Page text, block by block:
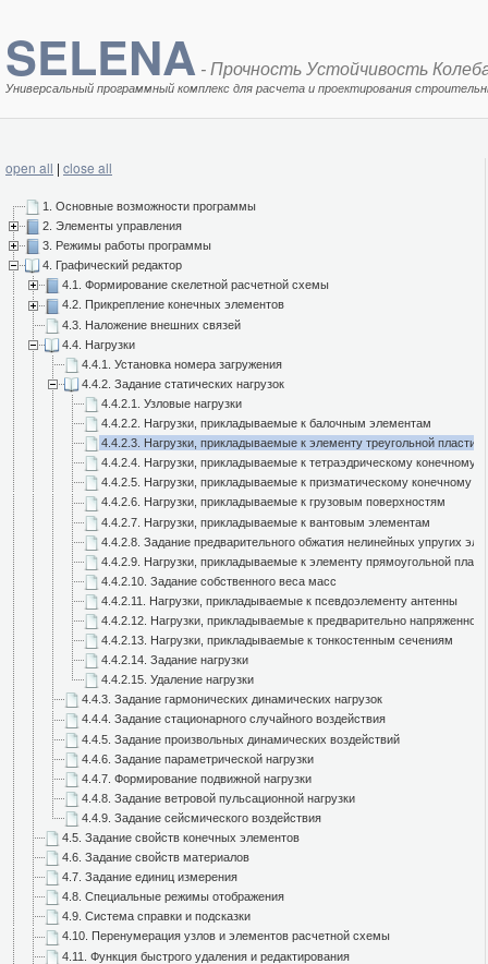
SELENA - Прочность Устойчивость
Универсальный программный комплекс для расчета и проектирования
open all | close all
1. Основные возможности программы
2. Элементы управления
3. Режимы работы программы
4. Графический редактор
4.1. Формирование скелетной расчетной схемы
4.2. Прикрепление конечных элементов
4.3. Наложение внешних связей
4.4. Нагрузки
4.4.1. Установка номера загружения
4.4.2. Задание статических нагрузок
4.4.2.1. Узловые нагрузки
4.4.2.2. Нагрузки, прикладываемые к балочным элементам
4.4.2.3. Нагрузки, прикладываемые к элементу треугольной
4.4.2.4. Нагрузки, прикладываемые к тетраэдрическому конечному
4.4.2.5. Нагрузки, прикладываемые к призматическому конечному
4.4.2.6. Нагрузки, прикладываемые к грузовым поверхностям
4.4.2.7. Нагрузки, прикладываемые к вантовым элементам
4.4.2.8. Задание предварительного обжатия нелинейных упругих
4.4.2.9. Нагрузки, прикладываемые к элементу прямоугольной
4.4.2.10. Задание собственного веса масс
4.4.2.11. Нагрузки, прикладываемые к псевдоэлементу антенны
4.4.2.12. Нагрузки, прикладываемые к предварительно
4.4.2.13. Нагрузки, прикладываемые к тонкостенным сечениям
4.4.2.14. Задание нагрузки
4.4.2.15. Удаление нагрузки
4.4.3. Задание гармонических динамических нагрузок
4.4.4. Задание стационарного случайного воздействия
4.4.5. Задание произвольных динамических воздействий
4.4.6. Задание параметрической нагрузки
4.4.7. Формирование подвижной нагрузки
4.4.8. Задание ветровой пульсационной нагрузки
4.4.9. Задание сейсмического воздействия
4.5. Задание свойств конечных элементов
4.6. Задание свойств материалов
4.7. Задание единиц измерения
4.8. Специальные режимы отображения
4.9. Система справки и подсказки
4.10. Перенумерация узлов и элементов расчетной схемы
4.11. Функция быстрого удаления и редактирования